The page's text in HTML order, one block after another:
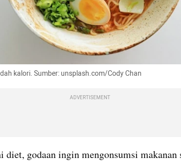
kalori. Sumber: unsplash.com/Cody Chan
ADVERTISEMENT
diet, godaan ingin mengonsumsi makanan